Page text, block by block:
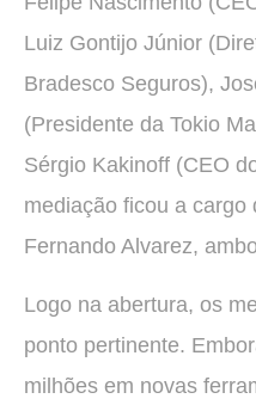
Luiz Gontijo Júnior
Bradesco Seguros),
(Presidente da Tokio
Sérgio Kakinoff (CEO
mediação ficou a cargo
Fernando Alvarez,
Logo na abertura, os
ponto pertinente.
milhões em novas